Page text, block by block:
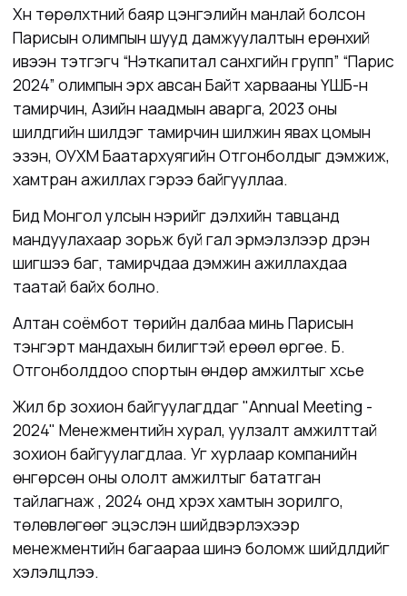
Хүн төрөлхтний баяр цэнгэлийн манлай болсон
Парисын олимпын шууд дамжуулалтын ерөнхий
ивээн тэтгэгч “Нэткапитал санхүүгийн групп” “Парис
2024” олимпын эрх авсан Байт харвааны ҮШБ-н
тамирчин, Азийн наадмын аварга, 2023 оны
шилдгийн шилдэг тамирчин шилжин явах цомын
эзэн, ОУХМ Баатархуягийн Отгонболдыг дэмжиж,
хамтран ажиллах гэрээ байгууллаа.
Бид Монгол улсын нэрийг дэлхийн тавцанд
мандуулахаар зорьж буй гал эрмэлзлээр дүүрэн
шигшээ баг, тамирчдаа дэмжин ажиллахдаа
таатай байх болно.
Алтан соёмбот төрийн далбаа минь Парисын
тэнгэрт мандахын билигтэй ерөөл өргөе. Б.
Отгонболддоо спортын өндөр амжилтыг хүсье
Жил бүр зохион байгуулагддаг "Annual Meeting -
2024" Менежментийн хурал, уулзалт амжилттай
зохион байгуулагдлаа. Уг хурлаар компанийн
өнгөрсөн оны ололт амжилтыг бататган
тайлагнаж , 2024 онд хүрэх хамтын зорилго,
төлөвлөгөөг эцэслэн шийдвэрлэхээр
менежментийн багаараа шинэ боломж шийдлүүдийг
хэлэлцлээ.